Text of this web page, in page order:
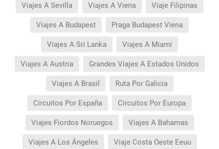
Viajes A Sevilla Viajes A Viena Viaje Filipinas
Viajes A Budapest Praga Budapest Viena
Viajes A Sri Lanka Viajes A Miami
Viajes A Austria Grandes Viajes A Estados Unidos
Viajes A Brasil Ruta Por Galicia
Circuitos Por España Circuitos Por Europa
Viajes Fiordos Noruegos Viajes A Bahamas
Viajes A Los Ángeles Viaje Costa Oeste Eeuu